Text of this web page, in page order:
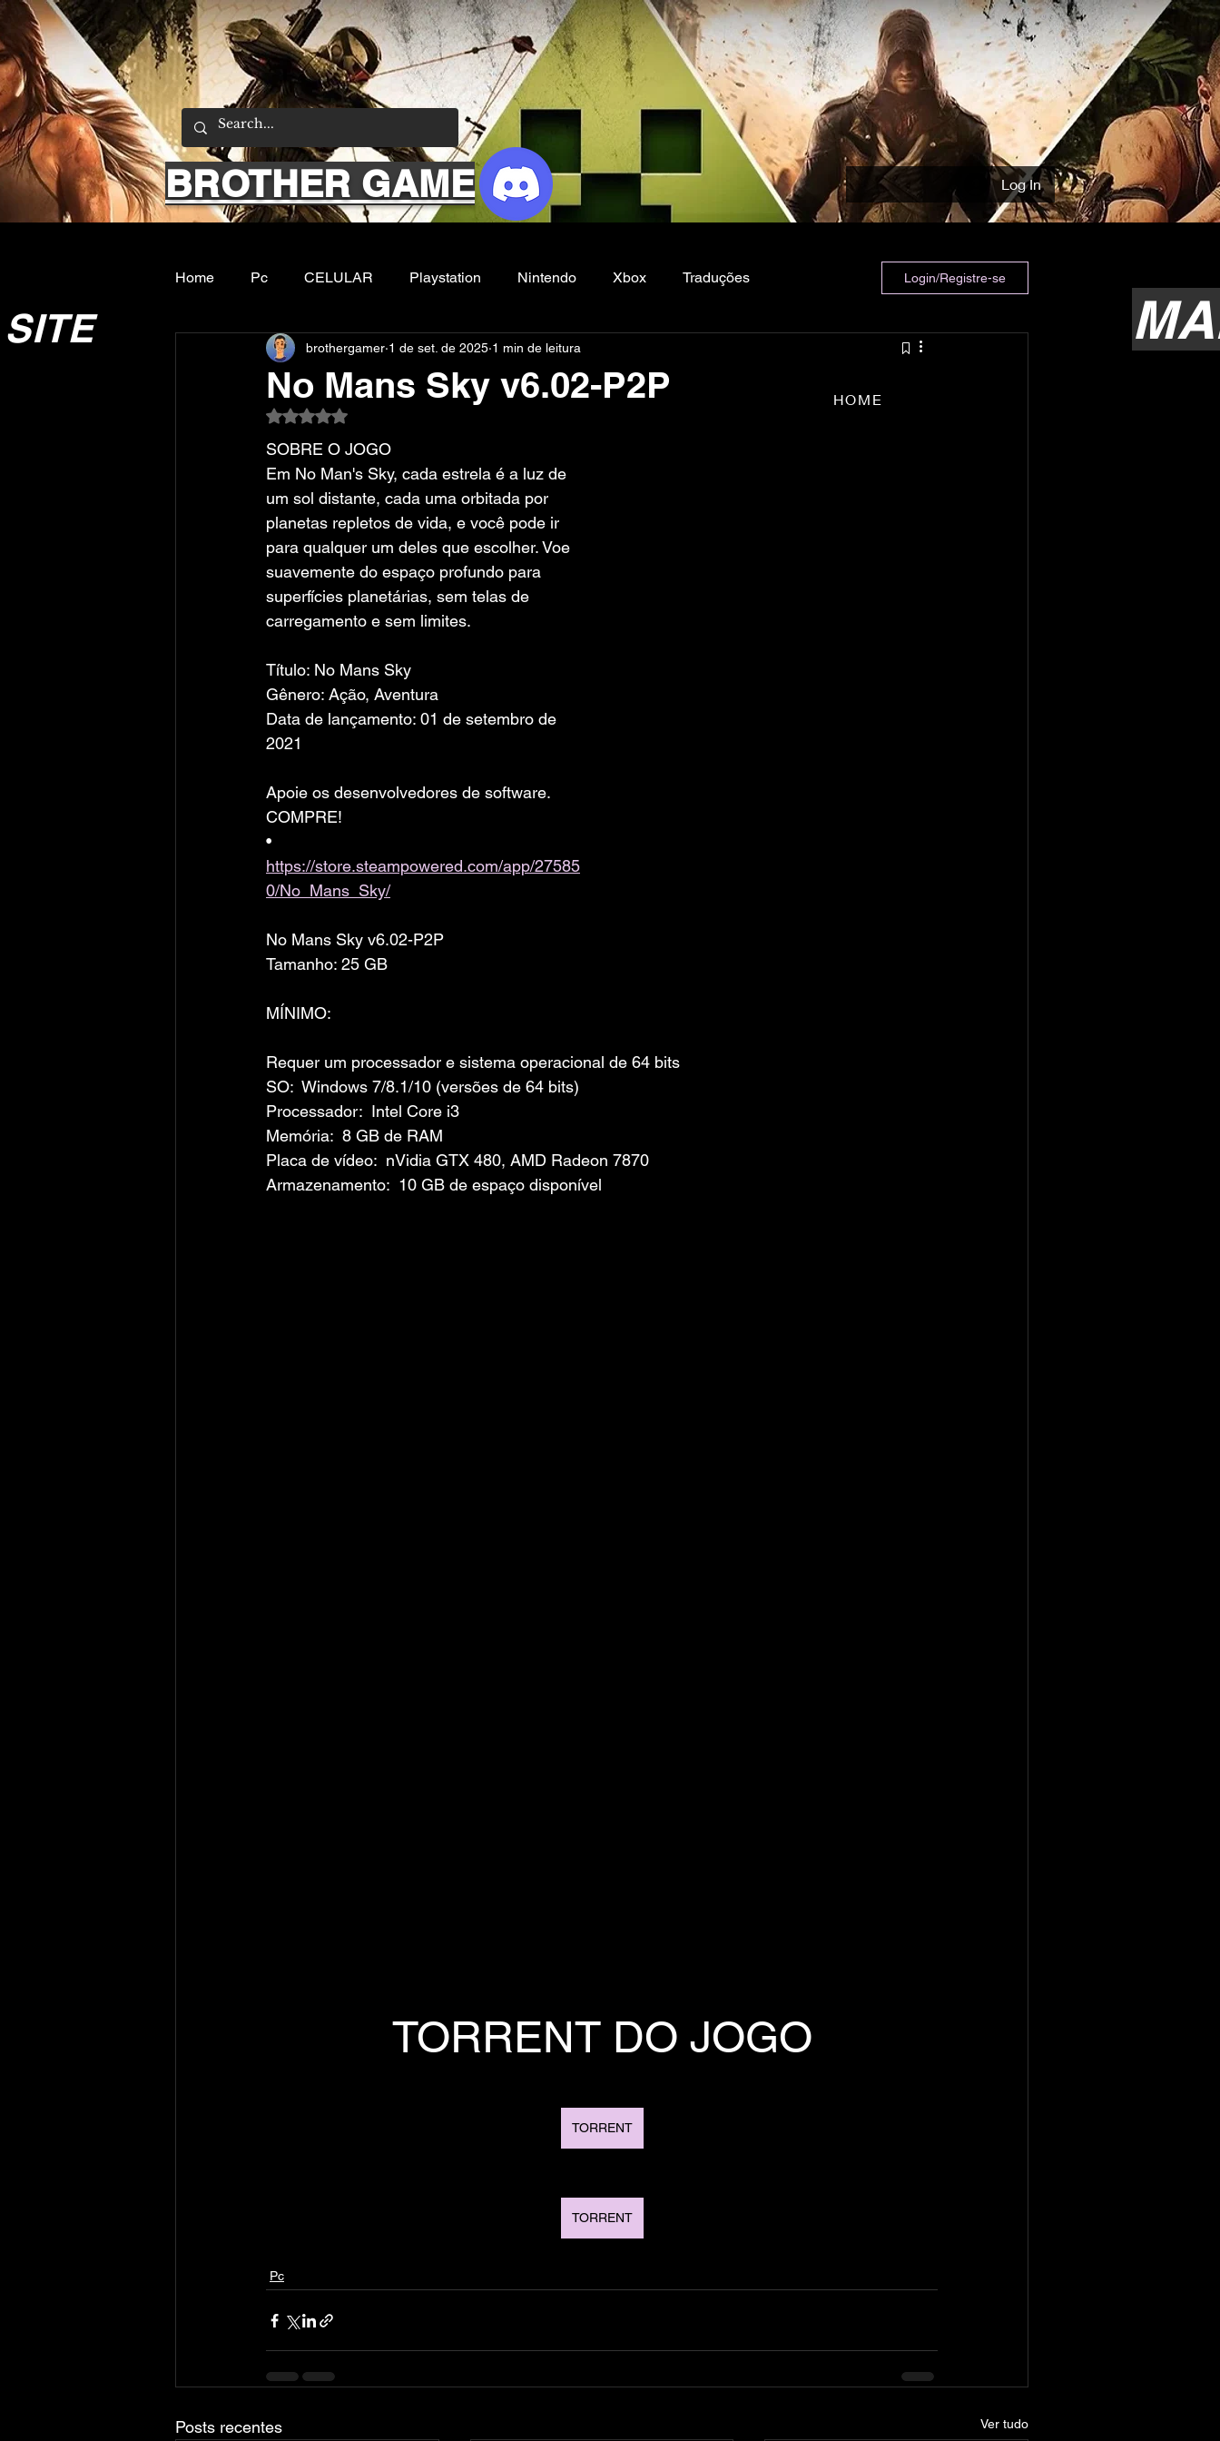
BROTHER GAME Log In
Home Pc CELULAR Playstation Nintendo Xbox Traduções
Emuladores Sobre nos Filmes e Series Noticias
Login/Registre-se
No Mans Sky v6.02-P2P
brothergamer 1 de set. de 2025 1 min de leitura
Avaliado com NaN de 5 estrelas.
SOBRE O JOGO
Em No Man's Sky, cada estrela é a luz de
um sol distante, cada uma orbitada por
planetas repletos de vida, e você pode ir
para qualquer um deles que escolher. Voe
suavemente do espaço profundo para
superfícies planetárias, sem telas de
carregamento e sem limites.
Título: No Mans Sky
Gênero: Ação, Aventura
Data de lançamento: 01 de setembro de
2021
Apoie os desenvolvedores de software.
COMPRE!
•
https://store.steampowered.com/app/27585
0/No_Mans_Sky/
No Mans Sky v6.02-P2P
Tamanho: 25 GB
MÍNIMO:
Requer um processador e sistema operacional de 64 bits
SO:  Windows 7/8.1/10 (versões de 64 bits)
Processador:  Intel Core i3
Memória:  8 GB de RAM
Placa de vídeo:  nVidia GTX 480, AMD Radeon 7870
Armazenamento:  10 GB de espaço disponível
TORRENT DO JOGO
TORRENT
TORRENT
Pc
Posts recentes Ver tudo
HOME